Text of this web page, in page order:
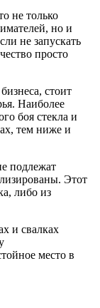
не только
но и
не запускать
просто
стоит
Наиболее
боя стекла и
тем ниже и
подлежат
Этот
либо из
и свалках
место в